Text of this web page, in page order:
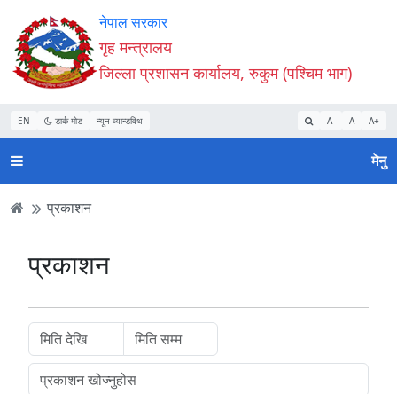
Accessibility
Mode
सुरु
गर्नुहोस्
सामाग्री
पढ्नुहाेस्
नेभिगेसन
पढ्नुहाेस्
वेबसाइट
खोजमा
जानुहोस्
नेपाल सरकार
गृह मन्त्रालय
जिल्ला प्रशासन कार्यालय, रुकुम (पश्चिम भाग)
EN डार्क मोड न्यून व्यान्डविथ A- A A+
मेनु
प्रकाशन
प्रकाशन